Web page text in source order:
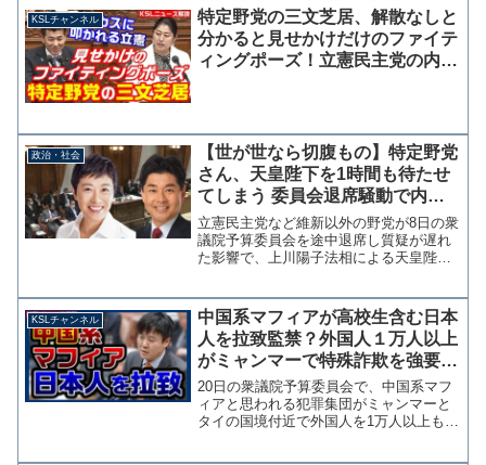
投票が90％に迫ったことで削除したこと
が話題となってい...
KSLチャンネル
特定野党の三文芝居、解散なしと
分かると見せかけだけのファイテ
ィングポーズ！立憲民主党の内閣
政治・社会
【世が世なら切腹もの】特定野党
さん、天皇陛下を1時間も待たせ
てしまう 委員会退席騒動で内奏
遅れる
立憲民主党など維新以外の野党が8日の衆
議院予算委員会を途中退席し質疑が遅れ
た影響で、上川陽子法相による天皇陛下
野党の途中退席で陛下の内奏遅れる - 産
経ニュース 宮内...
KSLチャンネル
中国系マフィアが高校生含む日本
人を拉致監禁？外国人１万人以上
がミャンマーで特殊詐欺を強要さ
れている【KSLチャンネル】
20日の衆議院予算委員会で、中国系マフ
ィアと思われる犯罪集団がミャンマーと
タイの国境付近で外国人を1万人以上も監